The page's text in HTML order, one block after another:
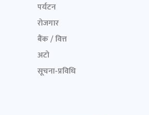
पर्यटन
रोजगार
बैंक / वित्त
अटो
सूचना-प्रविधि